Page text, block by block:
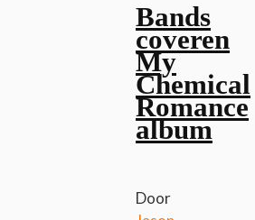
Bands
coveren
My
Chemical
Romance
album
Door